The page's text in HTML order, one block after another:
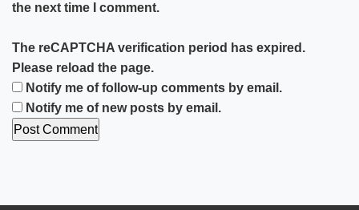
the next time I comment.
The reCAPTCHA verification period has expired.
Please reload the page.
Notify me of follow-up comments by email.
Notify me of new posts by email.